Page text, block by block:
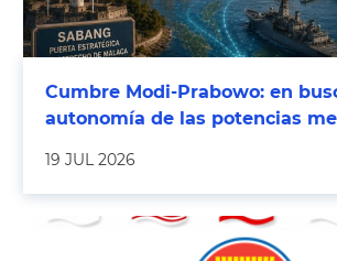
Cumbre Modi-Prabowo: en
autonomía de las potencias
19 JUL 2026